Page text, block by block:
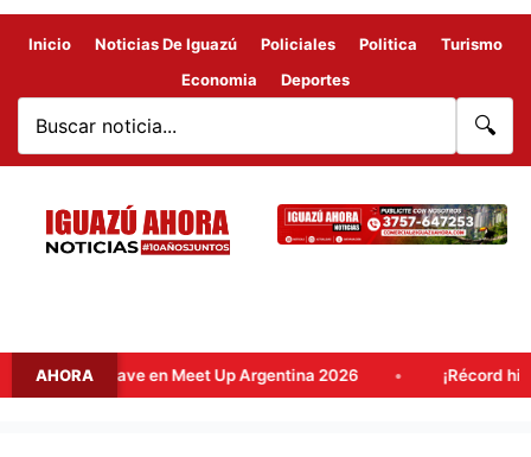
Inicio Noticias De Iguazú Policiales Politica
Turismo
Economia
Deportes
🔍
AHORA
clave en Meet Up Argentina 2026 ¡Récord